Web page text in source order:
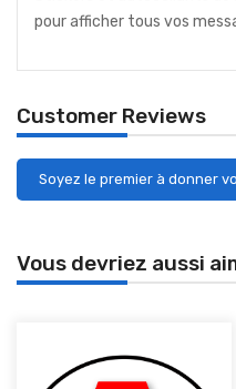
pour afficher tous vos
Customer Reviews
Soyez le premier à donner
Vous devriez aussi